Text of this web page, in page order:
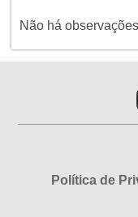
Não há
Política de